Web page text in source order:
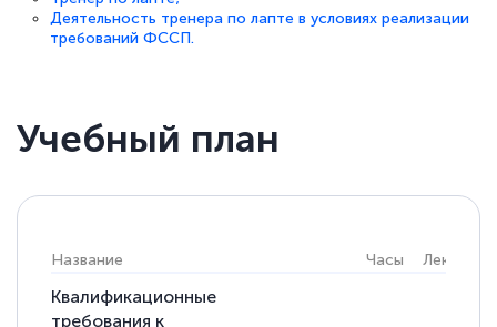
Деятельность тренера по лапте в условиях реализации
требований ФССП.
Учебный план
Название Часы Лекции
Квалификационные
требования к